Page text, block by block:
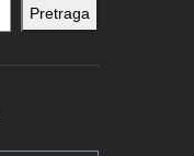
Pretraga